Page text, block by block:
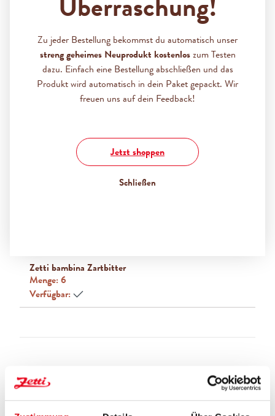
6x Zetti bambina Zartbitter (100g)
10,00 € % 10,14 €(1.38% gespart)
Preise inkl. MwSt. zzgl. Versandkosten
Produkt Anzahl: Gib den gewünschten Wert ein oder
IN DEN WARENKORB
Zetti bambina Zartbitter
Menge:6
Verfügbar:
Zu jeder Bestellung bekommst du automatisch unser
streng geheimes Neuprodukt kostenloszum Testen
dazu. Einfach eine Bestellung abschließen und das
Produkt wird automatisch in dein Paket gepackt. Wir
freuen uns auf dein Feedback!
Jetzt shoppen
Schließen